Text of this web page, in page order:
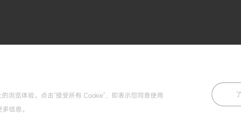
浏览体验。点击“接受所有 Cookie”，即表示您同意使用
信息。